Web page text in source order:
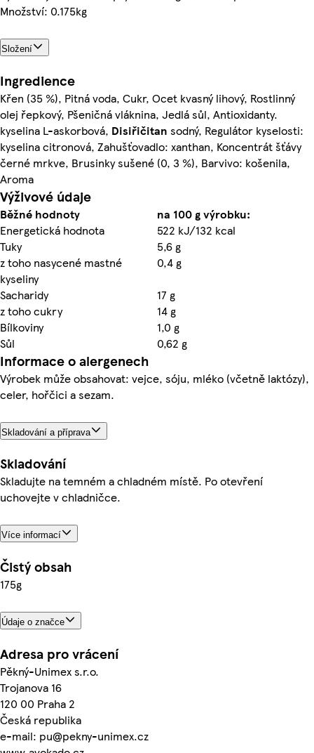
Množství: 0.175kg
Složení
Ingredience
Křen (35 %), Pitná voda, Cukr, Ocet kvasný lihový, Rostlinný
olej řepkový, Pšeničná vláknina, Jedlá sůl, Antioxidanty.
kyselina L-askorbová, Disiřičitan sodný, Regulátor kyselosti:
kyselina citronová, Zahušťovadlo: xanthan, Koncentrát šťávy
černé mrkve, Brusinky sušené (0, 3 %), Barvivo: košenila,
Aroma
Výživové údaje
Běžné hodnoty
na 100 g výrobku:
Energetická hodnota
522 kJ/132 kcal
Tuky
5,6 g
z toho nasycené mastné
kyseliny
0,4 g
Sacharidy
17 g
z toho cukry
14 g
Bílkoviny
1,0 g
Sůl
0,62 g
Informace o alergenech
Výrobek může obsahovat: vejce, sóju, mléko (včetně laktózy),
celer, hořčici a sezam.
Skladování a příprava
Skladování
Skladujte na temném a chladném místě. Po otevření
uchovejte v chladničce.
Více informací
Čistý obsah
175g
Údaje o značce
Adresa pro vrácení
Pěkný-Unimex s.r.o.
Trojanova 16
120 00 Praha 2
Česká republika
e-mail: pu@pekny-unimex.cz